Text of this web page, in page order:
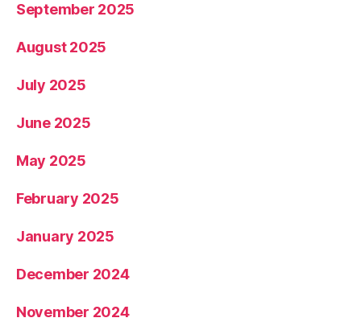
September 2025
August 2025
July 2025
June 2025
May 2025
February 2025
January 2025
December 2024
November 2024